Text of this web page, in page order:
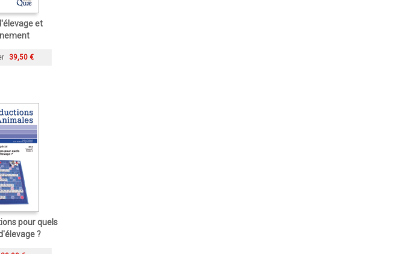
et
39,50 €
pour quels
?